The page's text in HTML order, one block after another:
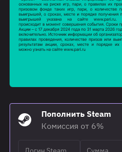
Пополнить Steam
Комиссия от 6%